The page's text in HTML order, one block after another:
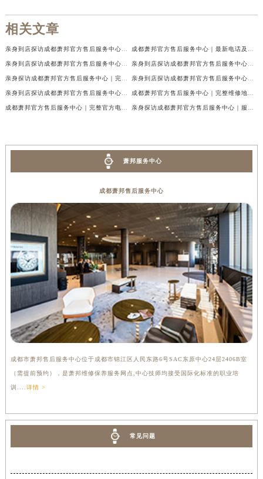
相关文章
萧邦服务中心
成都萧邦售后服务中心
成都市萧邦售后服务中心位于成都市锦江区人民东路6号SAC东原中心24层2406B室
（需提前预约），是萧邦维修保养服务网点,中心技师均接受国际化标准的职业培
训.... 详情 >
常见问题